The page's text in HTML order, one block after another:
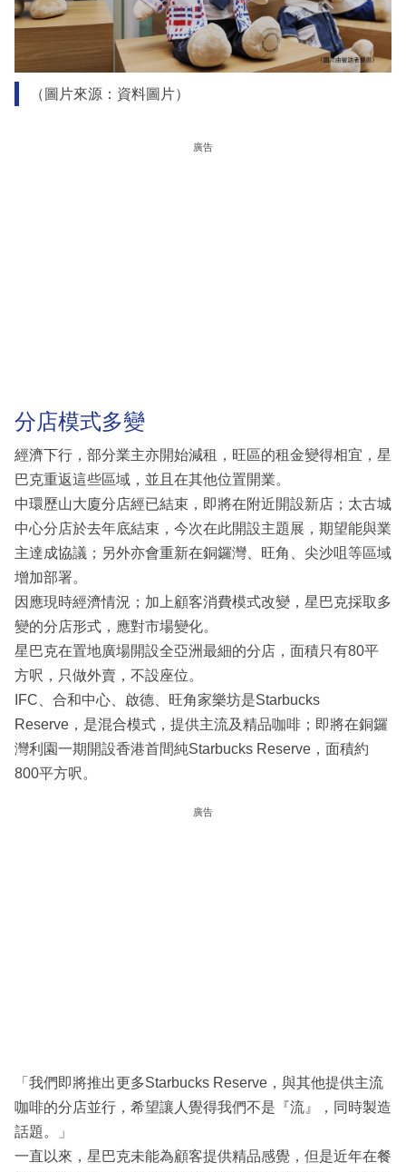
（圖片來源：資料圖片）
廣告
分店模式多變
經濟下行，部分業主亦開始減租，旺區的租金變得相宜，星
巴克重返這些區域，並且在其他位置開業。
中環歷山大廈分店經已結束，即將在附近開設新店；太古城
中心分店於去年底結束，今次在此開設主題展，期望能與業
主達成協議；另外亦會重新在銅鑼灣、旺角、尖沙咀等區域
增加部署。
因應現時經濟情況；加上顧客消費模式改變，星巴克採取多
變的分店形式，應對市場變化。
星巴克在置地廣場開設全亞洲最細的分店，面積只有80平
方呎，只做外賣，不設座位。
IFC、合和中心、啟德、旺角家樂坊是Starbucks
Reserve，是混合模式，提供主流及精品咖啡；即將在銅鑼
灣利園一期開設香港首間純Starbucks Reserve，面積約
800平方呎。
廣告
「我們即將推出更多Starbucks Reserve，與其他提供主流
咖啡的分店並行，希望讓人覺得我們不是『流』，同時製造
話題。」
一直以來，星巴克未能為顧客提供精品感覺，但是近年在餐